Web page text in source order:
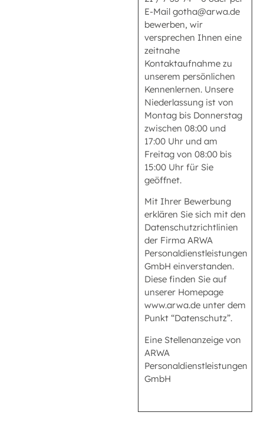
E-Mail gotha@arwa.de
bewerben, wir
versprechen Ihnen eine
zeitnahe
Kontaktaufnahme zu
unserem persönlichen
Kennenlernen. Unsere
Niederlassung ist von
Montag bis Donnerstag
zwischen 08:00 und
17:00 Uhr und am
Freitag von 08:00 bis
15:00 Uhr für Sie
geöffnet.
Mit Ihrer Bewerbung
erklären Sie sich mit den
Datenschutzrichtlinien
der Firma ARWA
Personaldienstleistungen
GmbH einverstanden.
Diese finden Sie auf
unserer Homepage
www.arwa.de unter dem
Punkt “Datenschutz”.
Eine Stellenanzeige von
ARWA
Personaldienstleistungen
GmbH